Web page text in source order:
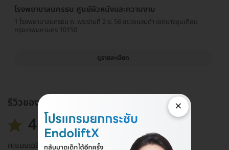
โรงพยาบาลนครธน ศูนย์ผิวหนังและความงาม
1 โรงพยาบาลนครธน ถ. พระรามที่ 2 ซ. 56 แขวงแสมดำ เขตบางขุนเทียน
กรุงเทพมหานคร 10150
ดูรายละเอียด
รีวิวของแพ็กเกจ
4.8
คะแนนเฉลี่ย
×